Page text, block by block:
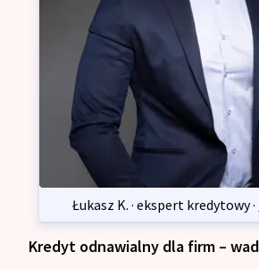
Łukasz K. · ekspert kredytowy ·
Kredyt odnawialny dla firm –